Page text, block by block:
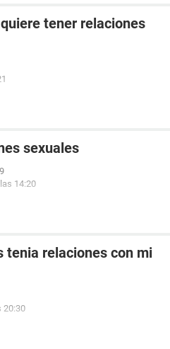
tener relaciones
sexuales
14:20
tenia relaciones con mi
20:30